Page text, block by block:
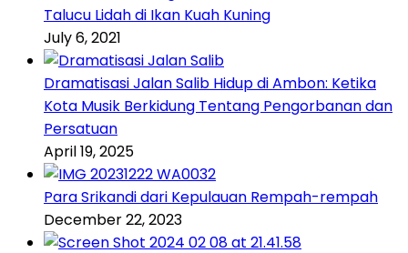
Talucu Lidah di Ikan Kuah Kuning
July 6, 2021
Dramatisasi Jalan Salib Hidup di Ambon: Ketika
Kota Musik Berkidung Tentang Pengorbanan dan
Persatuan
April 19, 2025
Para Srikandi dari Kepulauan Rempah-rempah
December 22, 2023